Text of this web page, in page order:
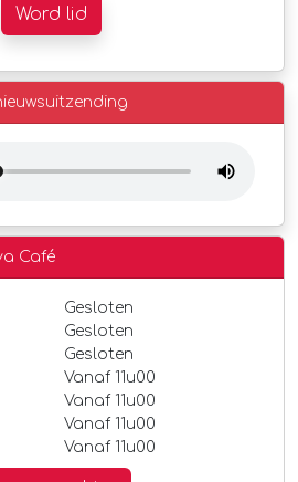
Word lid
Café
Gesloten
Gesloten
Gesloten
Vanaf 11u00
Vanaf 11u00
Vanaf 11u00
Vanaf 11u00